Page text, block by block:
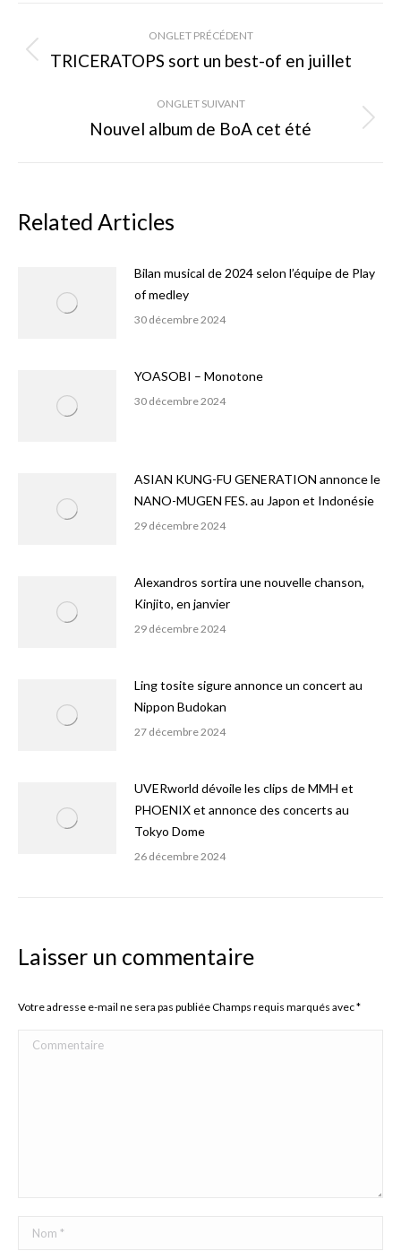
Navigation
de
commentaire
ONGLET PRÉCÉDENT
Onglet
TRICERATOPS sort un best-of en juillet
ONGLET SUIVANT
Onglet
Nouvel album de BoA cet été
Related Articles
Bilan musical de 2024 selon l’équipe de Play
of medley
30 décembre 2024
YOASOBI – Monotone
30 décembre 2024
ASIAN KUNG-FU GENERATION annonce le
NANO-MUGEN FES. au Japon et Indonésie
29 décembre 2024
Alexandros sortira une nouvelle chanson,
Kinjito, en janvier
29 décembre 2024
Ling tosite sigure annonce un concert au
Nippon Budokan
27 décembre 2024
UVERworld dévoile les clips de MMH et
PHOENIX et annonce des concerts au
Tokyo Dome
26 décembre 2024
Laisser un commentaire
Votre adresse e-mail ne sera pas publiée Champs requis marqués avec*
Commentaire
Nom *